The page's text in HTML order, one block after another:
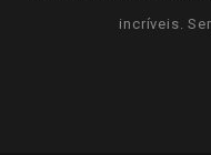
incríveis.